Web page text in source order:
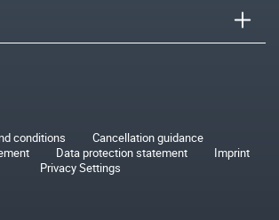
conditions
Cancellation guidance
Data protection statement
Imprint
Privacy Settings